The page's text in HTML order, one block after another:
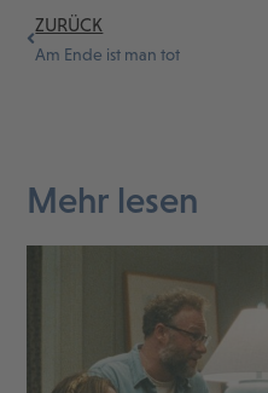
ZURÜCK
Am Ende ist man tot
Mehr lesen